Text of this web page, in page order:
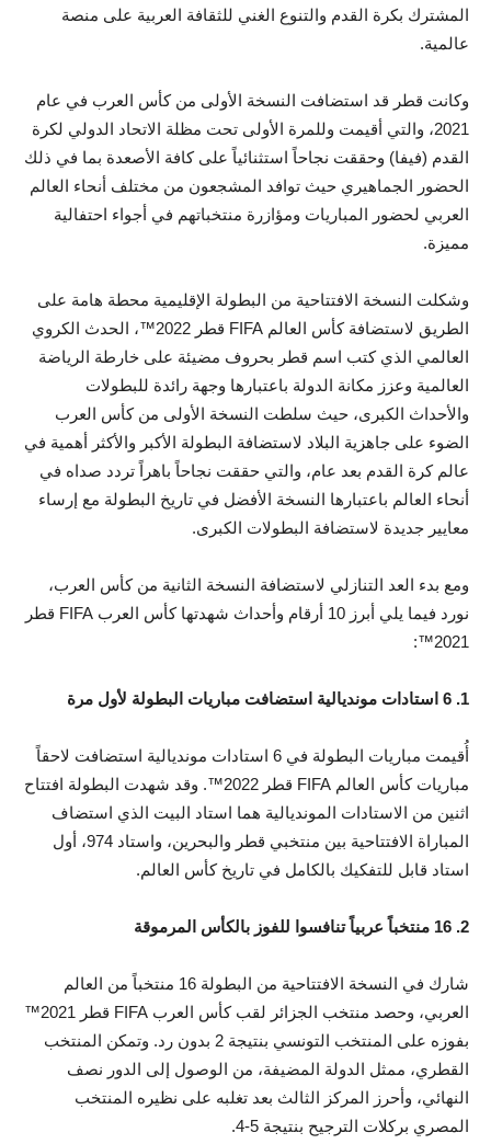
المشترك بكرة القدم والتنوع الغني للثقافة العربية على منصة
عالمية.
وكانت قطر قد استضافت النسخة الأولى من كأس العرب في عام
2021، والتي أقيمت وللمرة الأولى تحت مظلة الاتحاد الدولي لكرة
القدم (فيفا) وحققت نجاحاً استثنائياً على كافة الأصعدة بما في ذلك
الحضور الجماهيري حيث توافد المشجعون من مختلف أنحاء العالم
العربي لحضور المباريات ومؤازرة منتخباتهم في أجواء احتفالية
مميزة.
وشكلت النسخة الافتتاحية من البطولة الإقليمية محطة هامة على
الطريق لاستضافة كأس العالم FIFA قطر 2022™، الحدث الكروي
العالمي الذي كتب اسم قطر بحروف مضيئة على خارطة الرياضة
العالمية وعزز مكانة الدولة باعتبارها وجهة رائدة للبطولات
والأحداث الكبرى، حيث سلطت النسخة الأولى من كأس العرب
الضوء على جاهزية البلاد لاستضافة البطولة الأكبر والأكثر أهمية في
عالم كرة القدم بعد عام، والتي حققت نجاحاً باهراً تردد صداه في
أنحاء العالم باعتبارها النسخة الأفضل في تاريخ البطولة مع إرساء
معايير جديدة لاستضافة البطولات الكبرى.
ومع بدء العد التنازلي لاستضافة النسخة الثانية من كأس العرب،
نورد فيما يلي أبرز 10 أرقام وأحداث شهدتها كأس العرب FIFA قطر
2021™:
1. 6 استادات مونديالية استضافت مباريات البطولة لأول مرة
أُقيمت مباريات البطولة في 6 استادات مونديالية استضافت لاحقاً
مباريات كأس العالم FIFA قطر 2022™. وقد شهدت البطولة افتتاح
اثنين من الاستادات المونديالية هما استاد البيت الذي استضاف
المباراة الافتتاحية بين منتخبي قطر والبحرين، واستاد 974، أول
استاد قابل للتفكيك بالكامل في تاريخ كأس العالم.
2. 16 منتخباً عربياً تنافسوا للفوز بالكأس المرموقة
شارك في النسخة الافتتاحية من البطولة 16 منتخباً من العالم
العربي، وحصد منتخب الجزائر لقب كأس العرب FIFA قطر 2021™
بفوزه على المنتخب التونسي بنتيجة 2 بدون رد. وتمكن المنتخب
القطري، ممثل الدولة المضيفة، من الوصول إلى الدور نصف
النهائي، وأحرز المركز الثالث بعد تغلبه على نظيره المنتخب
المصري بركلات الترجيح بنتيجة 5-4.